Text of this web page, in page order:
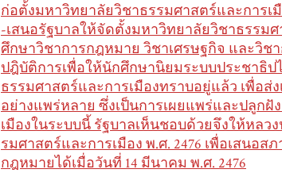
ก่อตั้งมหาวิทยาลัยวิชาธรรมศาสตร์และการเ
-เสนอรัฐบาลให้จัดตั้งมหาวิทยาลัยวิชาธรรม
ศึกษาวิชาการกฎหมาย วิชาเศรษฐกิจ และวิช
ปฎิบัติการเพื่อให้นักศึกษานิยมระบบประชาธิ
ธรรมศาสตร์และการเมืองทราบอยู่แล้ว เพื่อ
อย่างแพร่หลาย ซึ่งเป็นการเผยแพร่และปลูก
เมืองในระบบนี้ รัฐบาลเห็นชอบด้วยจึงให้หลว
รมศาสตร์และการเมือง พ.ศ. 2476 เพื่อเสนอ
กฎหมายได้เมื่อวันที่ 14 มีนาคม พ.ศ. 2476